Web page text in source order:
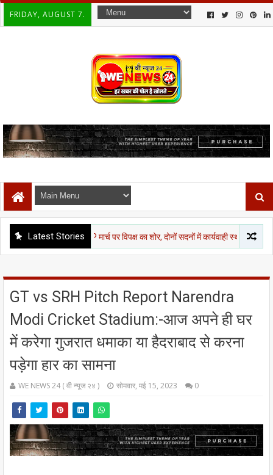
FRIDAY, AUGUST 7.
Latest Stories
चंदा और CJP मार्च पर विपक्ष का शोर, दोनों सदनों में कार्यवाही स्थगित
GT vs SRH Pitch Report Narendra
Modi Cricket Stadium:-आज अपने ही घर
में करेगा गुजरात धमाका या हैदराबाद से करना
पड़ेगा हार का सामना
WE NEWS 24 ( वी न्यूज २४ ) सोमवार, मई 15, 2023 0